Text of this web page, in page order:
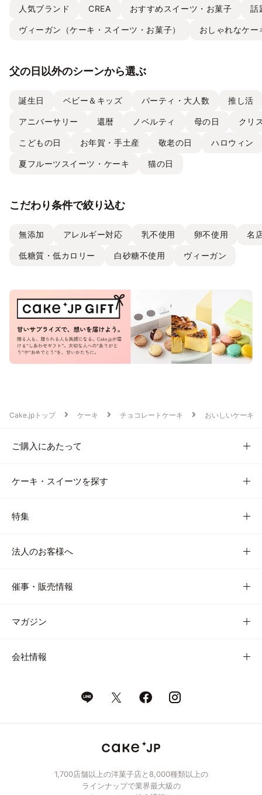
人気ブランド CREA おすすめスイーツ・お菓子 話
ヴィーガン（ケーキ・スイーツ・お菓子） おしゃれなケー
父の日以外のシーンから選ぶ
誕生日 ベビー＆キッズ パーティ・大人数 推し活
アニバーサリー 還暦 ノベルティ 母の日 クリ
こどもの日 お年賀・手土産 敬老の日 ハロウィン
夏フルーツスイーツ・ケーキ 猫の日
こだわり条件で絞り込む
無添加 アレルギー対応 乳不使用 卵不使用 名
低糖質・低カロリー 白砂糖不使用 ヴィーガン
Cake.jpトップ ケーキ チョコレートケーキ おいしいケーキ
ご購入にあたって
ケーキ・スイーツを探す
特集
法人のお客様へ
催事・販売情報
マガジン
会社情報
1,700店舗以上の洋菓子店と8,000種類以上の
ラインナップで業界最大級の